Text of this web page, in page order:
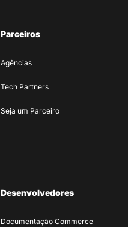
Parceiros
Agências
Tech Partners
Seja um Parceiro
Desenvolvedores
Documentação Commerce